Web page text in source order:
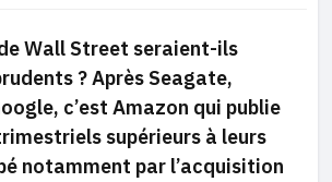
Wall Street seraient-ils
? Après Seagate,
c’est Amazon qui publie
supérieurs à leurs
notamment par l’acquisition